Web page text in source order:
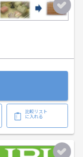
比較リスト
に入れる